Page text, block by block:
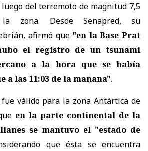
del terremoto de magnitud 7,5
zona. Desde Senapred, su
afirmó que "en la Base Prat
el registro de un tsunami
a la hora que se había
a las 11:03 de la mañana".
válido para la zona Antártica de
en la parte continental de la
se mantuvo el "estado de
que ésta se encuentra